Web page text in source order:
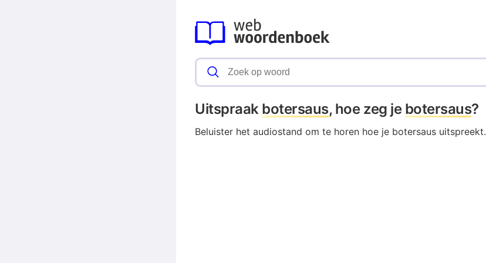
Uitspraak botersaus, hoe zeg je botersaus?
Beluister het audiostand om te horen hoe je botersaus uitspreekt.